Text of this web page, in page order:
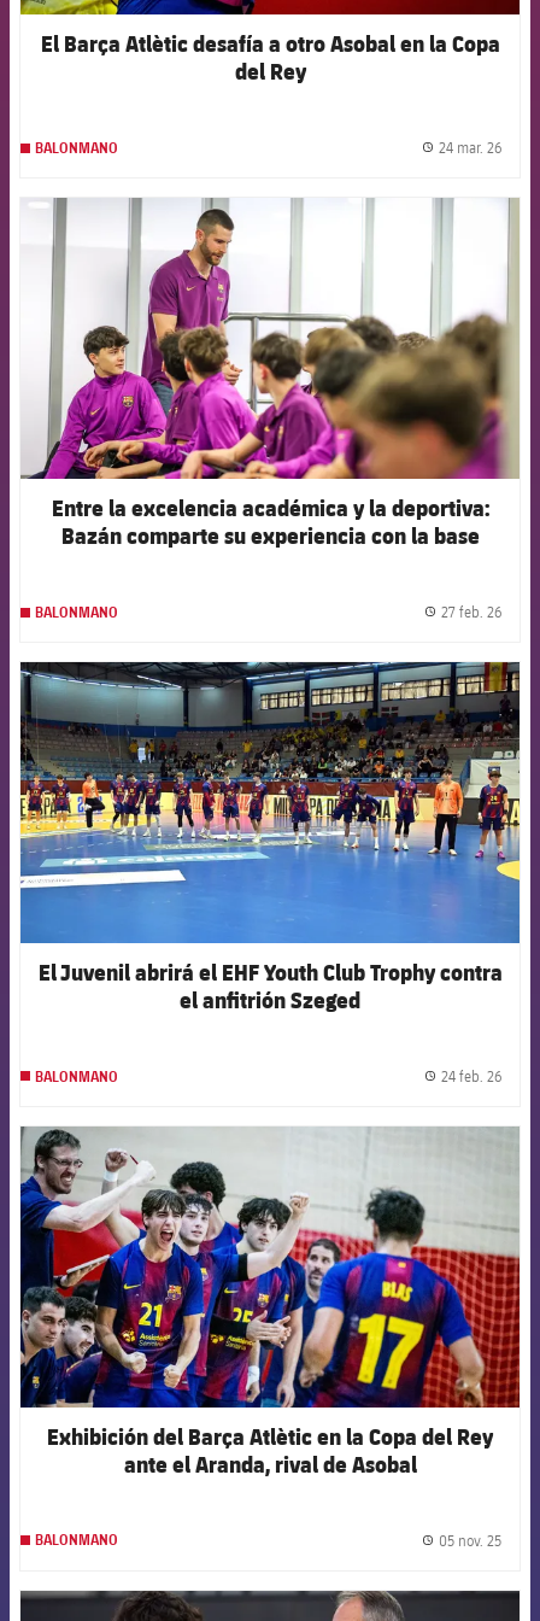
El Barça Atlètic desafía a otro Asobal en la Copa
del Rey
BALONMANO 24 mar. 26
Entre la excelencia académica y la deportiva:
Bazán comparte su experiencia con la base
BALONMANO 27 feb. 26
FCB Barcelona badge
El Juvenil abrirá el EHF Youth Club Trophy contra
el anfitrión Szeged
BALONMANO 24 feb. 26
Exhibición del Barça Atlètic en la Copa del Rey
ante el Aranda, rival de Asobal
BALONMANO 05 nov. 25
FCB Barcelona badge